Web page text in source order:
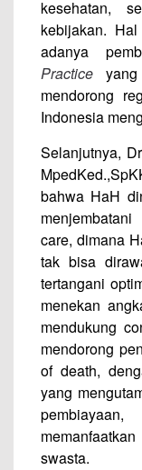
kesehatan,
kebijakan.
adanya
Practice
mendorong
Indonesia
Selanjutnya,
bahwa HaH
care, dimana
tak bisa
tertangani
menekan
mendukung
mendorong
of death,
yang
swasta.